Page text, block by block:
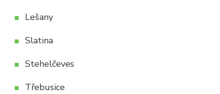
Lešany
Slatina
Stehelčeves
Třebusice